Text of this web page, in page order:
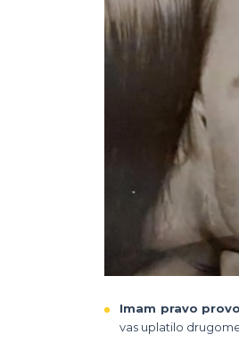
Imam pravo
vas uplatilo